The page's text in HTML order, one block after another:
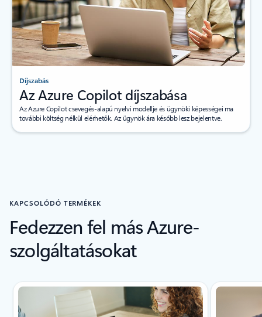
Díjszabás
Az Azure Copilot díjszabása
Az Azure Copilot csevegés-alapú nyelvi modellje és ügynöki képességei ma
további költség nélkül elérhetők. Az ügynök ára később lesz bejelentve.
KAPCSOLÓDÓ TERMÉKEK
Fedezzen fel más Azure-
szolgáltatásokat
1/4 dia megjelenítése